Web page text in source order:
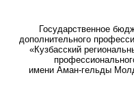
Государственное
дополнительного
«Кузбасский
имени Аман-гельды